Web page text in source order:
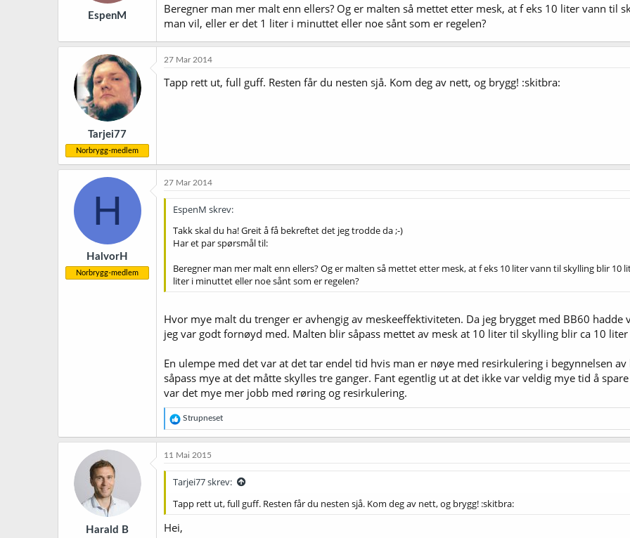
EspenM
Beregner man mer malt enn ellers? Og er malten så mettet etter mesk, at f eks 10 liter vann til
man vil, eller er det 1 liter i minuttet eller noe sånt som er regelen?
Tarjei77
Norbrygg-medlem
27 Mar 2014
Tapp rett ut, full guff. Resten får du nesten sjå. Kom deg av nett, og brygg! :skitbra:
H
HalvorH
Norbrygg-medlem
27 Mar 2014
EspenM skrev:
Takk skal du ha! Greit å få bekreftet det jeg trodde da ;-)
Har et par spørsmål til:
Beregner man mer malt enn ellers? Og er malten så mettet etter mesk, at f eks 10 liter vann til skylling blir 10
liter i minuttet eller noe sånt som er regelen?
Hvor mye malt du trenger er avhengig av meskeeffektiviteten. Da jeg brygget med BB60
jeg var godt fornøyd med. Malten blir såpass mettet av mesk at 10 liter til skylling blir ca 10
En ulempe med det var at det tar endel tid hvis man er nøye med resirkulering i begynnelsen
såpass mye at det måtte skylles tre ganger. Fant egentlig ut at det ikke var veldig mye tid å
var det mye mer jobb med røring og resirkulering.
R
e
a
k
j
o
e
Strupneset
Harald B
11 Mai 2015
Tarjei77 skrev:
Tapp rett ut, full guff. Resten får du nesten sjå. Kom deg av nett, og brygg! :skitbra:
Hei,